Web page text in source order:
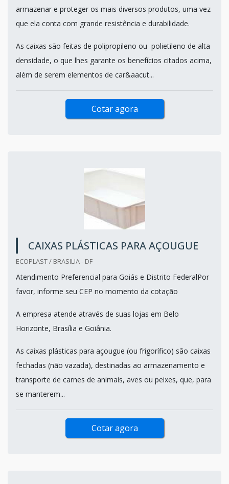
armazenar e proteger os mais diversos produtos, uma vez
que ela conta com grande resistência e durabilidade.
As caixas são feitas de polipropileno ou polietileno de alta
densidade, o que lhes garante os benefícios citados acima,
além de serem elementos de car&aacut...
Cotar agora
CAIXAS PLÁSTICAS PARA AÇOUGUE
ECOPLAST / BRASILIA - DF
Atendimento Preferencial para Goiás e Distrito FederalPor
favor, informe seu CEP no momento da cotação
A empresa atende através de suas lojas em Belo
Horizonte, Brasília e Goiânia.
As caixas plásticas para açougue (ou frigorífico) são caixas
fechadas (não vazada), destinadas ao armazenamento e
transporte de carnes de animais, aves ou peixes, que, para
se manterem...
Cotar agora